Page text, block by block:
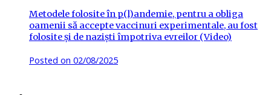
Metodele folosite în p(l)andemie, pentru a obliga
oamenii să accepte vaccinuri experimentale, au fost
folosite și de naziști împotriva evreilor (Video)
Posted on 02/08/2025